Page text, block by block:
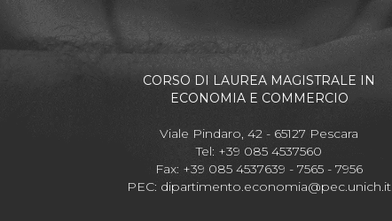
CORSO DI LAUREA MAGISTRALE IN
ECONOMIA E COMMERCIO
Viale Pindaro, 42 - 65127 Pescara
Tel: +39 085 4537560
Fax: +39 085 4537639 - 7565 - 7956
PEC: dipartimento.economia@pec.unich.it